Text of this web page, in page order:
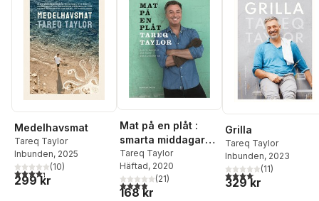
Medelhavsmat
Tareq Taylor
Inbunden, 2025
4,3utav 5 stjärnor. Totalt antal röster:
(10)
299 kr
Mat på en plåt :
smarta middagar
och andra enkla
ugnsrätter
Tareq Taylor
Häftad, 2020
3,9utav 5 stjärnor. Totalt antal röster:
(21)
168 kr
Grilla
Tareq Taylor
Inbunden, 2023
4,1utav 5 stjärnor.
(11)
329 kr